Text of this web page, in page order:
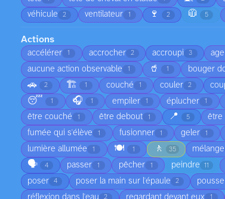
véhicule 2 ventilateur 1 🍷 2 🧥 5
Actions
accélérer 1 accrocher 2 accroupi 3
aucune action observable 1 🥤 1 bouger
🚗 2 🏗️ 1 couché 1 couler 2
😴 1 🎧 1 empiler 1 éplucher 1
être couché 1 être debout 1 📍 5 être
fumée qui s'élève 1 fusionner 1 geler 1
lumière allumée 1 🍽️ 1 🚶 35 mélange
🗣️ 4 passer 1 pêcher 1 peindre 11
poser 4 poser la main sur l'épaule 2
réflexion dans l'eau 2 regardant devant eux 1